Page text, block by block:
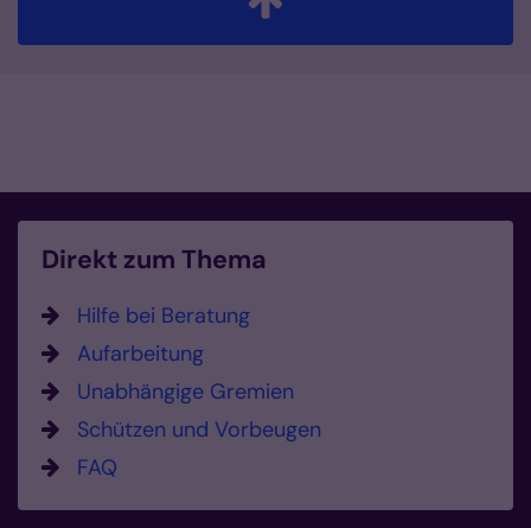
Direkt zum Thema
Hilfe bei Beratung
Aufarbeitung
Unabhängige Gremien
Schützen und Vorbeugen
FAQ